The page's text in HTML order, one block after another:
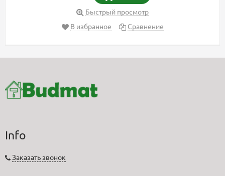
Быстрый просмотр
В избранное
Сравнение
Info
Заказать звонок